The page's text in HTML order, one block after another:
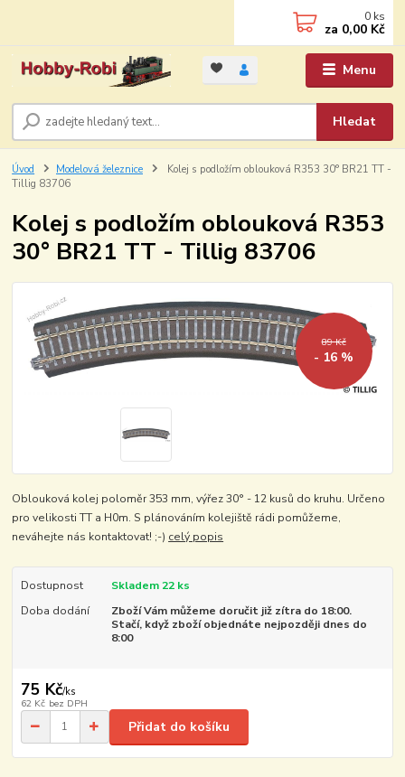
Menu
Hledat
0 ks
za 0,00 Kč
Úvod Modelová železnice
Kolej s podložím oblouková R353 30° BR21 TT -
Tillig 83706
Kolej s podložím oblouková R353
30° BR21 TT - Tillig 83706
89 Kč
- 16 %
Oblouková kolej poloměr 353 mm, výřez 30° - 12 kusů do kruhu. Určeno
pro velikosti TT a H0m. S plánováním kolejiště rádi pomůžeme,
neváhejte nás kontaktovat! ;-) celý popis
Dostupnost
Skladem 22 ks
Doba dodání
Zboží Vám můžeme doručit již zítra do 18:00.
Stačí, když zboží objednáte nejpozději dnes do
8:00
75 Kč/ks
62 Kč bez DPH
Přidat do košíku